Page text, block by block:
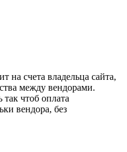
на счета владельца сайта,
между вендорами.
чтоб оплата
вендора, без